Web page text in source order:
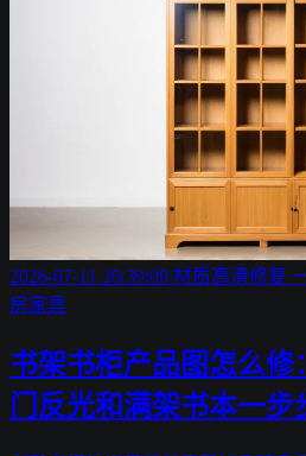
2026-07-11 20:39:09 材质高清修复
房家具
书架书柜产品图怎么修
门反光和满架书本一步